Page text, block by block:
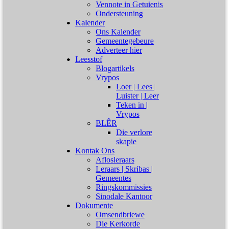
Vennote in Getuienis
Ondersteuning
Kalender
Ons Kalender
Gemeentegebeure
Adverteer hier
Leesstof
Blogartikels
Vrypos
Loer | Lees |
Luister | Leer
Teken in |
Vrypos
BLÊR
Die verlore
skapie
Kontak Ons
Aflosleraars
Leraars | Skribas |
Gemeentes
Ringskommissies
Sinodale Kantoor
Dokumente
Omsendbriewe
Die Kerkorde